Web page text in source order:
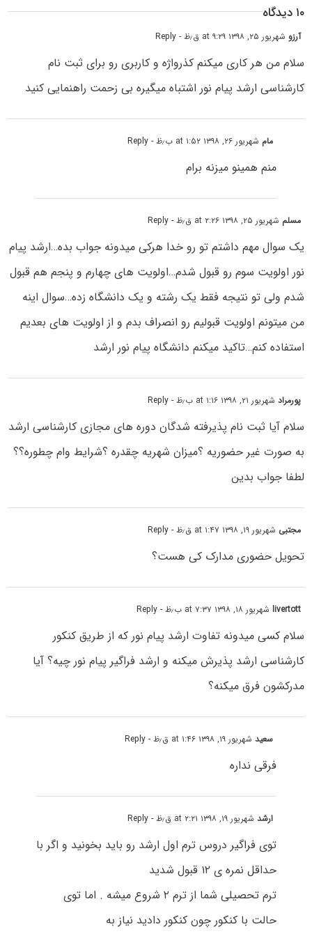
۱۰ دیدگاه
آرزوشهریور ۲۵, ۱۳۹۸ at ۹:۲۹ ق٫ظ - Reply
سلام من هر کاری میکنم کذرواژه و کاربری رو برای ثبت نام
کارشناسی ارشد پیام نور اشتباه میگیره بی زحمت راهنمایی کنید
مام شهریور ۲۶, ۱۳۹۸ at ۱:۵۲ ب٫ظ - Reply
منم همینو میزنه برام
مسلم شهریور ۲۵, ۱۳۹۸ at ۲:۲۶ ق٫ظ - Reply
یک سوال مهم داشتم تو رو خدا هرکی میدونه جواب بده…ارشد پیام
نور اولویت سوم رو قبول شدم…اولویت های چهارم و پنجم هم قبول
شدم ولی تو نتیجه فقط یک رشته و یک دانشگاه زده…سوال اینه
من میتونم اولویت قبولیم رو انصراف بدم و از اولویت های بعدیم
استفاده کنم…تاکید میکنم دانشگاه پیام نور ارشد
پورمرادشهریور ۲۱, ۱۳۹۸ at ۱:۱۶ ب٫ظ - Reply
سلام آیا ثبت نام پذیرفته شدگان دوره های مجازی کارشناسی ارشد
به صورت غیر حضوریه ؟میزان شهریه چقدره ؟شرایط وام چطوره؟؟
لطفا جواب بدین
مجتبی شهریور ۱۹, ۱۳۹۸ at ۱:۴۷ ق٫ظ - Reply
تحویل حضوری مدارک کی هست؟
livertottشهریور ۱۸, ۱۳۹۸ at ۷:۳۷ ب٫ظ - Reply
سلام کسی میدونه تفاوت ارشد پیام نور که از طریق کنکور
کارشناسی ارشد پذیرش میکنه و ارشد فراگیر پیام نور چیه؟ آیا
مدرکشون فرق میکنه؟
سعیدشهریور ۱۹, ۱۳۹۸ at ۱:۴۶ ق٫ظ - Reply
فرقی نداره
ارشدشهریور ۱۹, ۱۳۹۸ at ۲:۲۱ ق٫ظ - Reply
توی فراگیر دروس ترم اول ارشد رو باید بخونید و اگر با
حداقل نمره ی ۱۲ قبول شدید
ترم تحصیلی شما از ترم ۲ شروع میشه . اما توی
حالت با کنکور چون کنکور دادید نیاز به